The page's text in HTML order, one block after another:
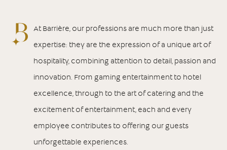
At Barrière, our professions are much more than just
expertise: they are the expression of a unique art of
hospitality, combining attention to detail, passion and
innovation. From gaming entertainment to hotel
excellence, through to the art of catering and the
excitement of entertainment, each and every
employee contributes to offering our guests
unforgettable experiences.